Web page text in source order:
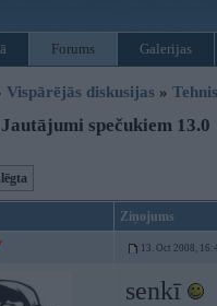
Forums Galerijas
Vispārējās diskusijas »
spečukiem 13.0
Ziņojums
13. Oct 2008,
senkī